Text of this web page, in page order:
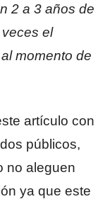
2 a 3 años de
el
momento de
artículo con
públicos,
no aleguen
ya que este